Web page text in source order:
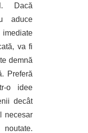
Dacă
aduce
va fi
demnă
Preferă
o idee
decât
necesar